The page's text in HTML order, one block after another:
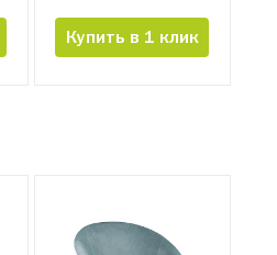
Купить в 1 клик